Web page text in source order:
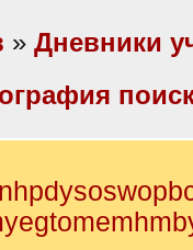
» Дневники